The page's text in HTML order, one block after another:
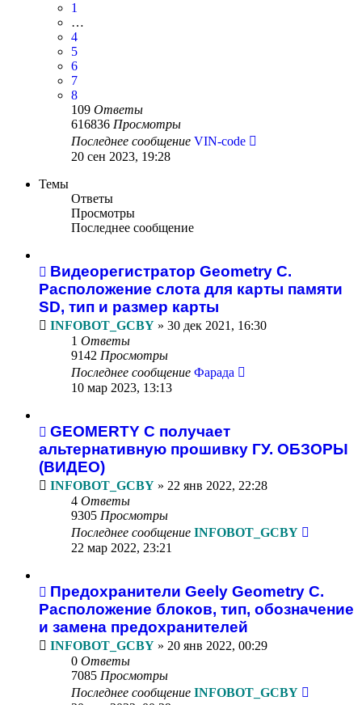
1
…
4
5
6
7
8
109 Ответы
616836 Просмотры
Последнее сообщение VIN-code
20 сен 2023, 19:28
Темы
Ответы
Просмотры
Последнее сообщение
Видеорегистратор Geometry C.
Расположение слота для карты памяти
SD, тип и размер карты
INFOBOT_GCBY » 30 дек 2021, 16:30
1 Ответы
9142 Просмотры
Последнее сообщение Фарада
10 мар 2023, 13:13
GEOMERTY C получает
альтернативную прошивку ГУ. ОБЗОРЫ
(ВИДЕО)
INFOBOT_GCBY » 22 янв 2022, 22:28
4 Ответы
9305 Просмотры
Последнее сообщение INFOBOT_GCBY
22 мар 2022, 23:21
Предохранители Geely Geometry C.
Расположение блоков, тип, обозначение
и замена предохранителей
INFOBOT_GCBY » 20 янв 2022, 00:29
0 Ответы
7085 Просмотры
Последнее сообщение INFOBOT_GCBY